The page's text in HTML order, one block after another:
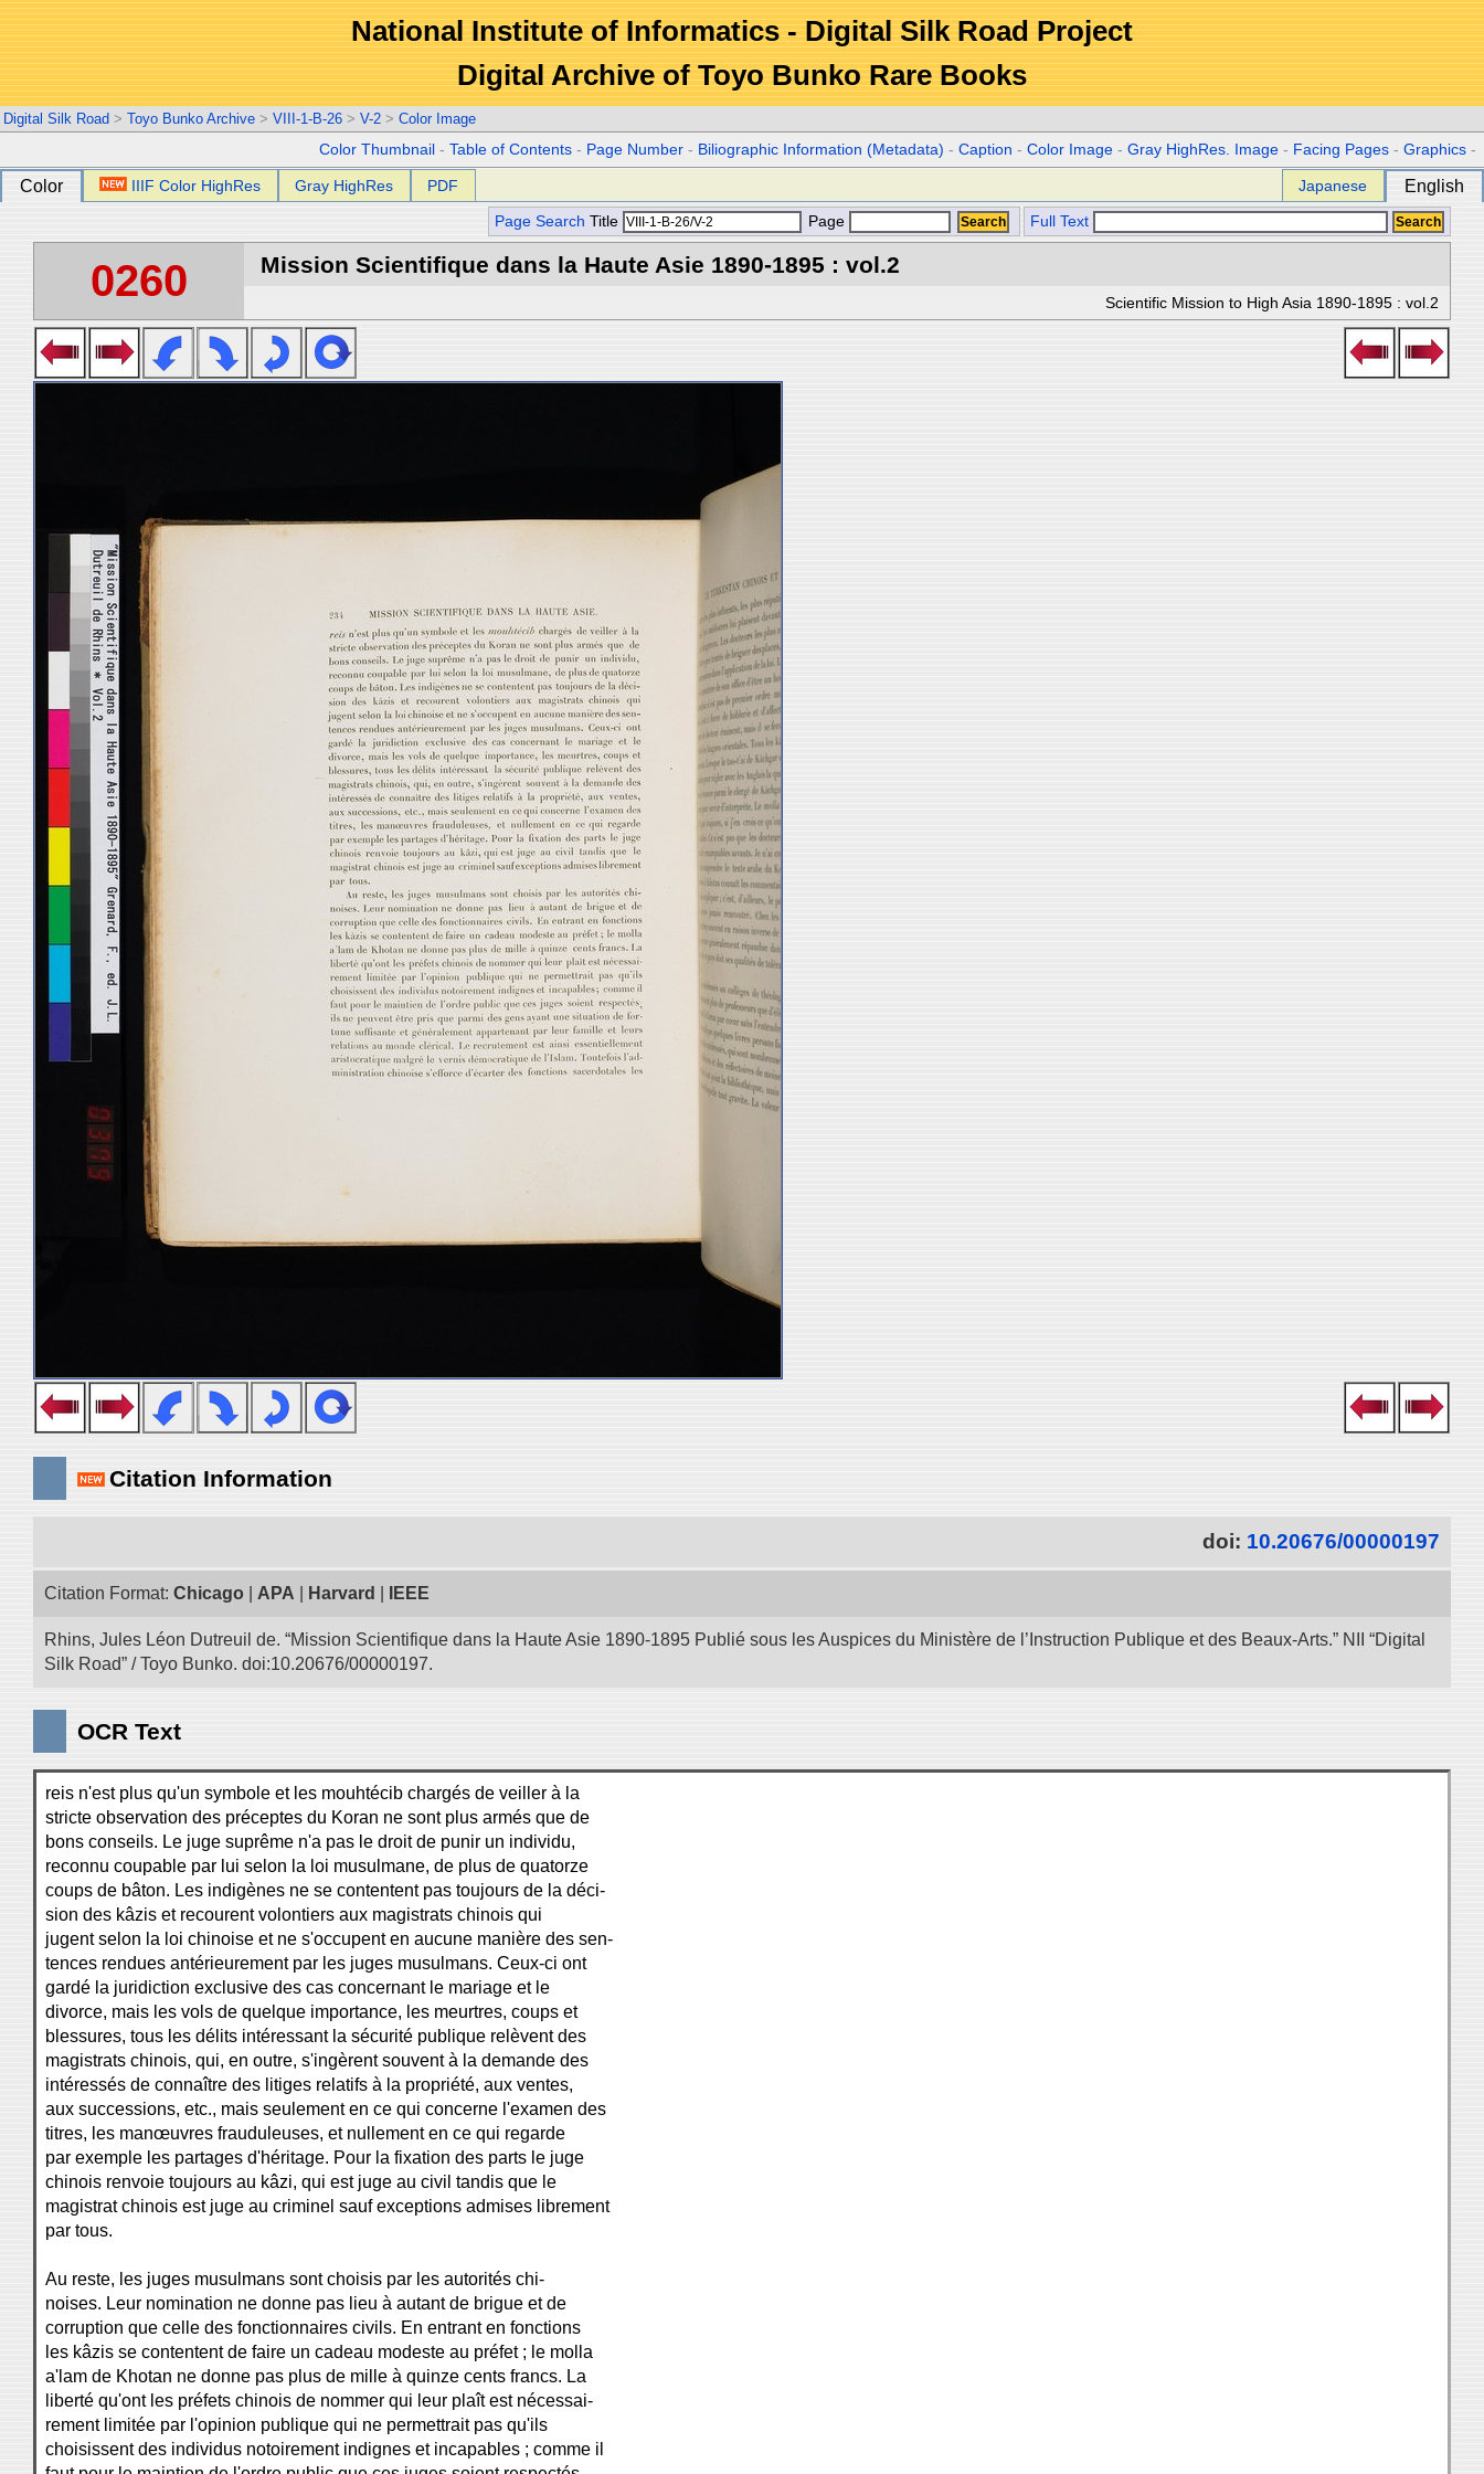
National Institute of Informatics - Digital Silk Road Project
Digital Archive of Toyo Bunko Rare Books
Digital Silk Road > Toyo Bunko Archive > VIII-1-B-26 > V-2 > Color Image
Color Thumbnail -Table of Contents - Page Number - Biliographic Information (Metadata) -Caption -Color Image -Gray HighRes. Image - Facing Pages -Graphics -
Color IIIF Color HighRes Gray HighRes PDF Japanese English
Page Search Title Page Full Text
0260 Mission Scientifique dans la Haute Asie 1890-1895 : vol.2
Scientific Mission to High Asia 1890-1895 : vol.2
Citation Information
doi: 10.20676/00000197
Citation Format: Chicago APA Harvard IEEE
Rhins, Jules Léon Dutreuil de. “Mission Scientifique dans la Haute Asie 1890-1895 Publié sous les Auspices du Ministère de l’Instruction Publique et des Beaux-Arts.” NII “Digital
Silk Road” / Toyo Bunko. doi:10.20676/00000197.
OCR Text
reis n'est plus qu'un symbole et les mouhtécib chargés de veiller à la
stricte observation des préceptes du Koran ne sont plus armés que de
bons conseils. Le juge suprême n'a pas le droit de punir un individu,
reconnu coupable par lui selon la loi musulmane, de plus de quatorze
coups de bâton. Les indigènes ne se contentent pas toujours de la déci-
sion des kâzis et recourent volontiers aux magistrats chinois qui
jugent selon la loi chinoise et ne s'occupent en aucune manière des sen-
tences rendues antérieurement par les juges musulmans. Ceux-ci ont
gardé la juridiction exclusive des cas concernant le mariage et le
divorce, mais les vols de quelque importance, les meurtres, coups et
blessures, tous les délits intéressant la sécurité publique relèvent des
magistrats chinois, qui, en outre, s'ingèrent souvent à la demande des
intéressés de connaître des litiges relatifs à la propriété, aux ventes,
aux successions, etc., mais seulement en ce qui concerne l'examen des
titres, les manœuvres frauduleuses, et nullement en ce qui regarde
par exemple les partages d'héritage. Pour la fixation des parts le juge
chinois renvoie toujours au kâzi, qui est juge au civil tandis que le
magistrat chinois est juge au criminel sauf exceptions admises librement
par tous.
Au reste, les juges musulmans sont choisis par les autorités chi-
noises. Leur nomination ne donne pas lieu à autant de brigue et de
corruption que celle des fonctionnaires civils. En entrant en fonctions
les kâzis se contentent de faire un cadeau modeste au préfet ; le molla
a'lam de Khotan ne donne pas plus de mille à quinze cents francs. La
liberté qu'ont les préfets chinois de nommer qui leur plaît est nécessai-
rement limitée par l'opinion publique qui ne permettrait pas qu'ils
choisissent des individus notoirement indignes et incapables ; comme il